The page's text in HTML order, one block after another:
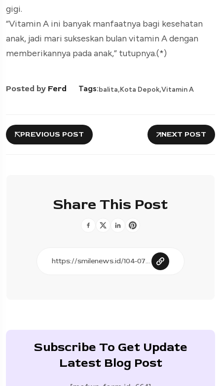
gigi.
“Vitamin A ini banyak manfaatnya bagi kesehatan
anak, jadi mari sukseskan bulan vitamin A dengan
memberikannya pada anak,” tutupnya.(*)
Posted by Ferd Tags:balita,Kota Depok,Vitamin A
PREVIOUS POST NEXT POST
Share This Post
Subscribe To Get Update
Latest Blog Post